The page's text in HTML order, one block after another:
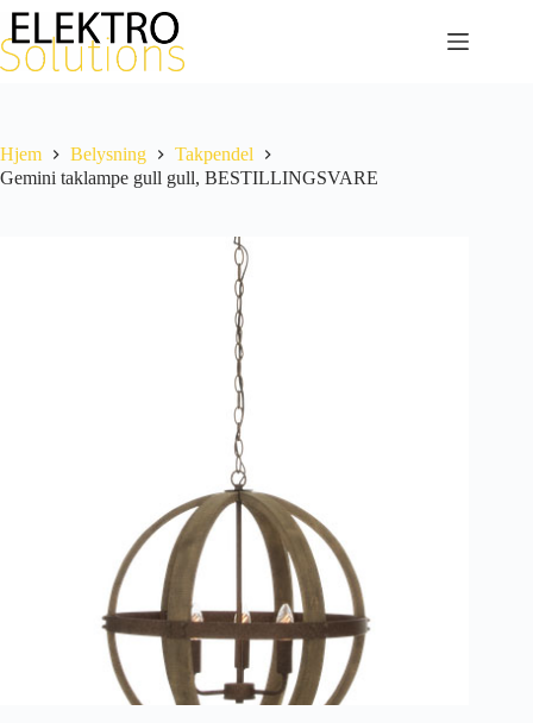
Hopp
innholdet
Hjem Belysning
Takpendel
Gemini taklampe gull gull, BESTILLINGSVARE